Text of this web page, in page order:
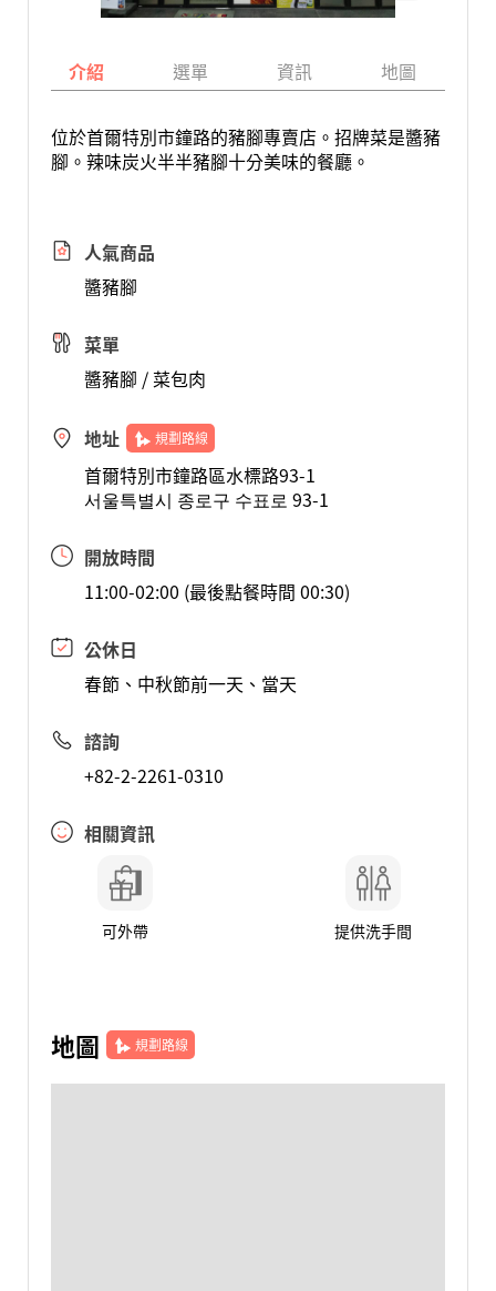
介紹 選單 資訊 地圖
位於首爾特別市鐘路的豬腳專賣店。招牌菜是醬豬
腳。辣味炭火半半豬腳十分美味的餐廳。
人氣商品
醬豬腳
菜單
醬豬腳 / 菜包肉
地址 規劃路線
首爾特別市鐘路區水標路93-1
서울특별시 종로구 수표로 93-1
開放時間
11:00-02:00 (最後點餐時間 00:30)
公休日
春節、中秋節前一天、當天
諮詢
+82-2-2261-0310
相關資訊
可外帶 提供洗手間
地圖 規劃路線